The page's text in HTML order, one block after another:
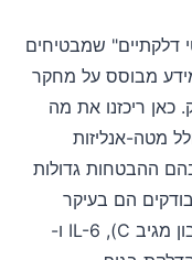
דלקתיים" שמבטיחים
מבוסס על מחקר
כאן ריכזנו את מה
מטה-אנליזות
ההבטחות גדולות
הם בעיקר
חלבונים וציטוקינים בדם כמו CRP (חלבון מגיב C), IL-6 ו-